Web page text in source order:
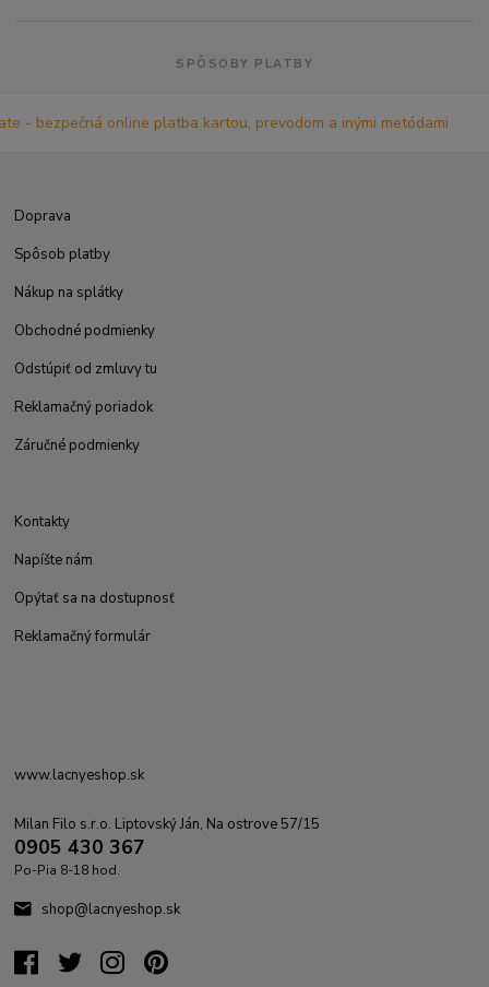
SPÔSOBY PLATBY
Doprava
Spôsob platby
Nákup na splátky
Obchodné podmienky
Odstúpiť od zmluvy tu
Reklamačný poriadok
Záručné podmienky
Kontakty
Napíšte nám
Opýtať sa na dostupnosť
Reklamačný formulár
www.lacnyeshop.sk
Milan Filo s.r.o. Liptovský Ján, Na ostrove 57/15
0905 430 367
Po-Pia 8-18 hod.
shop@lacnyeshop.sk